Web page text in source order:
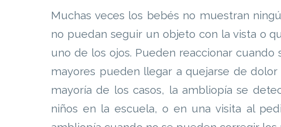
Muchas veces los bebés no muestran
no puedan seguir un objeto con la vista o
uno de los ojos. Pueden reaccionar
mayores pueden llegar a quejarse de
mayoría de los casos, la ambliopía se
niños en la escuela, o en una visita al